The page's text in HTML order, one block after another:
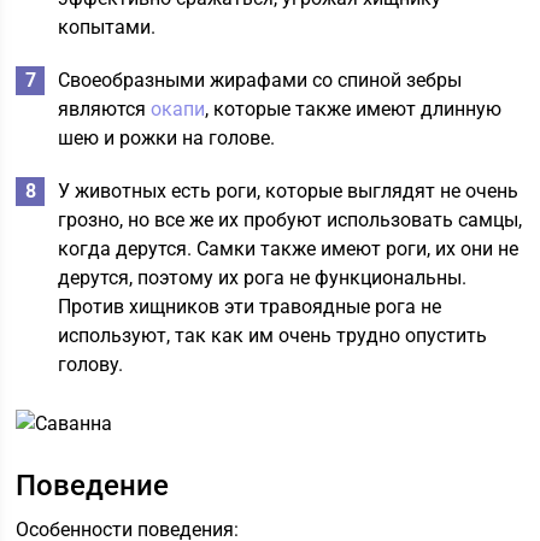
копытами.
Своеобразными жирафами со спиной зебры
являютсяокапи, которые также имеют длинную
шею и рожки на голове.
У животных есть роги, которые выглядят не очень
грозно, но все же их пробуют использовать самцы,
когда дерутся. Самки также имеют роги, их они не
дерутся, поэтому их рога не функциональны.
Против хищников эти травоядные рога не
используют, так как им очень трудно опустить
голову.
Поведение
Особенности поведения: